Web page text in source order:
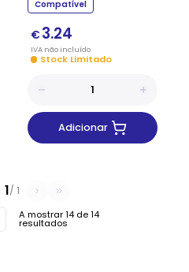
Compatível
€ 3.24
IVA nãoincluído
Stock Limitado
Adicionar
A mostrar14de14
resultados
1/1